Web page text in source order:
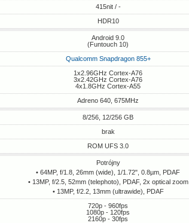
415nit / -
HDR10
Android 9.0
(Funtouch 10)
Qualcomm Snapdragon 855+
1x2.96GHz Cortex-A76
3x2.42GHz Cortex-A76
4x1.8GHz Cortex-A55
Adreno 640, 675MHz
8/256, 12/256 GB
brak
ROM UFS 3.0
Potrójny
• 64MP, f/1.8, 26mm (wide), 1/1.72", 0.8µm, PDAF
• 13MP, f/2.5, 52mm (telephoto), PDAF, 2x optical zoom
• 13MP, f/2.2, 13mm (ultrawide), PDAF
720p - 960fps
1080p - 120fps
2160p - 30fps